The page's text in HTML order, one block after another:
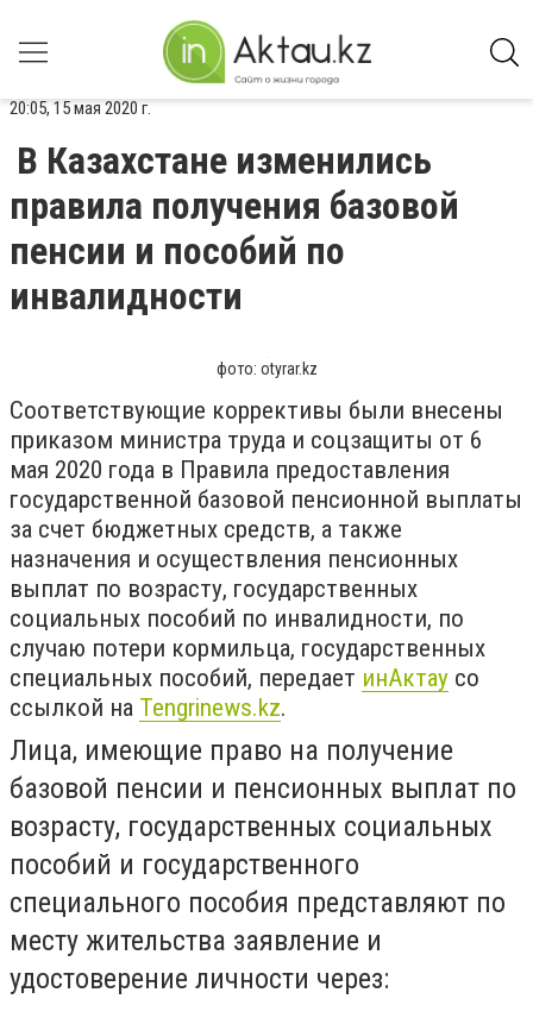
20:05, 15 мая 2020 г.
В Казахстане изменились
правила получения базовой
пенсии и пособий по
инвалидности
фото: otyrar.kz
Соответствующие коррективы были внесены
приказом министра труда и соцзащиты от 6
мая 2020 года в Правила предоставления
государственной базовой пенсионной выплаты
за счет бюджетных средств, а также
назначения и осуществления пенсионных
выплат по возрасту, государственных
социальных пособий по инвалидности, по
случаю потери кормильца, государственных
специальных пособий, передает инАктау со
ссылкой на Tengrinews.kz.
Лица, имеющие право на получение
базовой пенсии и пенсионных выплат по
возрасту, государственных социальных
пособий и государственного
специального пособия представляют по
месту жительства заявление и
удостоверение личности через: